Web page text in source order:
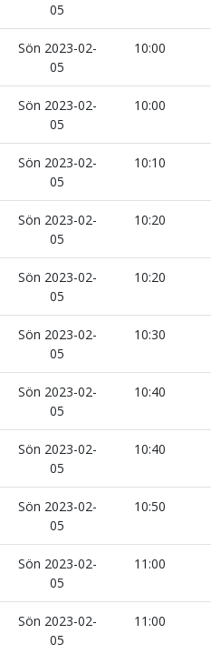
05
Sön 2023-02-
05
10:00
Sön 2023-02-
05
10:00
Sön 2023-02-
05
10:10
Sön 2023-02-
05
10:20
Sön 2023-02-
05
10:20
Sön 2023-02-
05
10:30
Sön 2023-02-
05
10:40
Sön 2023-02-
05
10:40
Sön 2023-02-
05
10:50
Sön 2023-02-
05
11:00
Sön 2023-02-
05
11:00